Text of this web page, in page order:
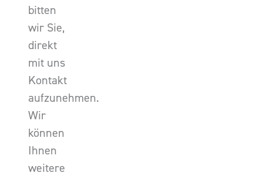
bitten
wir Sie,
direkt
mit uns
Kontakt
aufzunehmen.
Wir
können
Ihnen
weitere